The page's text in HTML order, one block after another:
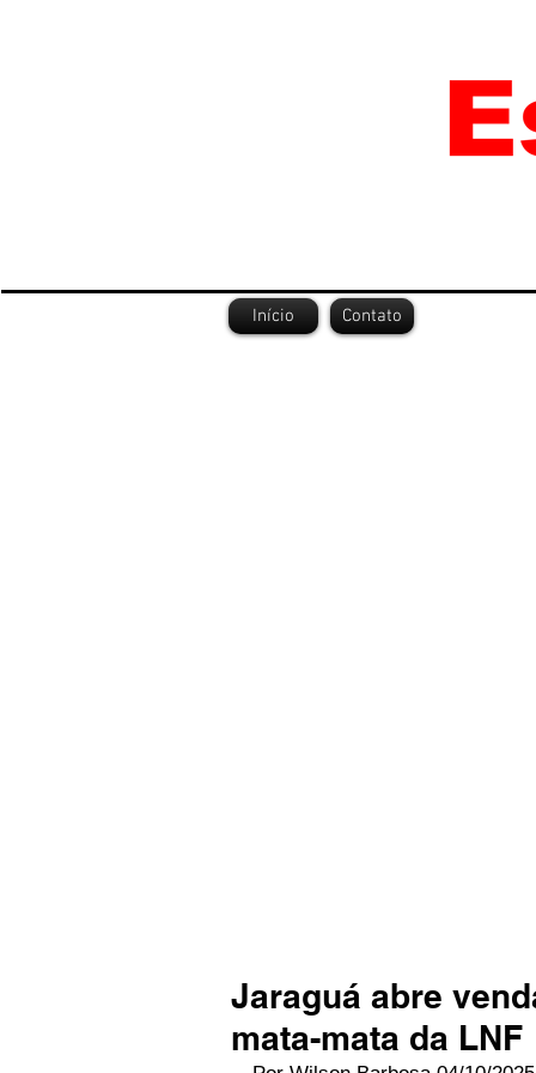
Início Contato
Jaraguá abre
mata-mata da LNF